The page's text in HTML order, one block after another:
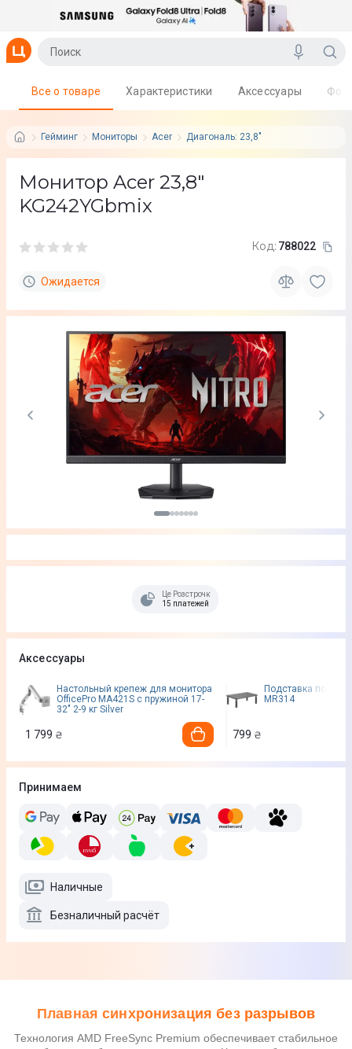
Гейминг Мониторы Acer Диагональ: 23,8"
Все о товаре Характеристики Аксессуары
Монитор Acer 23,8"
KG242YGbmix
Код: 788022
Ожидается
Це Розстрочка
15 платежей
Аксессуары
Настольный крепеж для монитора
OfficePro MA421S с пружиной 17-
32" 2-9 кг Silver
1 799 ₴
Подставка под
MR314
799 ₴
Принимаем
Наличные
Безналичный расчёт
Плавная синхронизация без разрывов
Технология AMD FreeSync Premium обеспечивает стабильное